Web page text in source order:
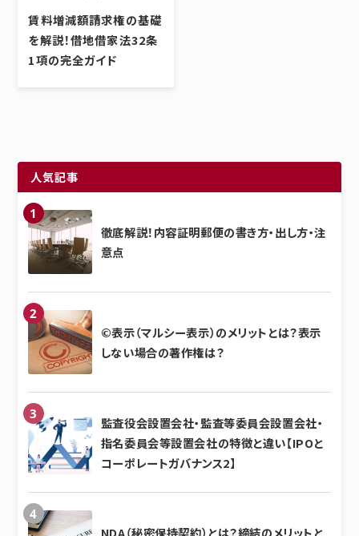
賃料増減額請求権の基礎
を解説！借地借家法32条
1項の完全ガイド
人気記事
徹底解説！内容証明郵便の書き方・出し方・注
意点
©表示（マルシー表示）のメリットとは？表示
しない場合の著作権は？
監査役会設置会社・監査等委員会設置会社・
指名委員会等設置会社の特徴と違い【IPOと
コーポレートガバナンス2】